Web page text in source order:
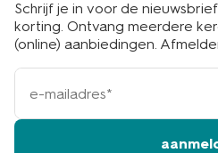
Schrijf je in voor de
korting. Ontvang meerdere
(online) aanbiedingen.
e-
mailadres